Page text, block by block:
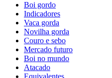
Boi gordo
Indicadores
Vaca gorda
Novilha gorda
Couro e sebo
Mercado futuro
Boi no mundo
Atacado
Equivalentes